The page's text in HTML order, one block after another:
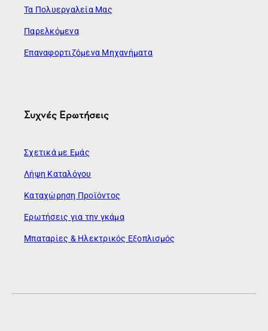
Τα Πολυεργαλεία Μας
Παρελκόμενα
Επαναφορτιζόμενα Μηχανήματα
Συχνές Ερωτήσεις
Σχετικά με Εμάς
Λήψη Καταλόγου
Καταχώρηση Προϊόντος
Ερωτήσεις για την γκάμα
Μπαταρίες & Ηλεκτρικός Εξοπλισμός